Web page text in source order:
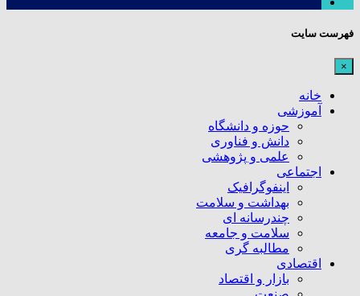
فهرست سایت
×
خانه
آموزشی
حوزه و دانشگاه
دانش و فناوری
علمی و پژوهشی
اجتماعی
اینفوگرافیک
بهداشت و سلامت
چندرسانه ای
سلامت و جامعه
مطالبه گری
اقتصادی
بازار و اقتصاد